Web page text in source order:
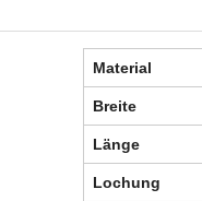
Material
Breite
Länge
Lochung